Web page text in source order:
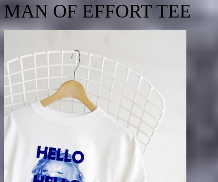
MAN OF EFFORT TEE